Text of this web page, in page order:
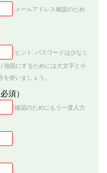
メールアドレス確認のため
ヒント: パスワードは少なく
強固にするためには大文字と小
使いましょう。
必須）
確認のためにもう一度入力